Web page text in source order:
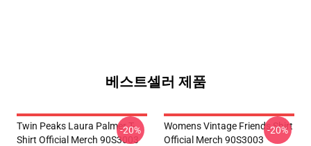
베스트셀러 제품
Twin Peaks Laura Palmer T-
Shirt Official Merch 90S3003
-20%
Womens Vintage Friends Shirt
Official Merch 90S3003
-20%